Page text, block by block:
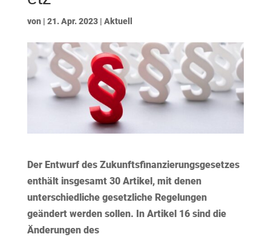
von | 21. Apr. 2023| Aktuell
Der Entwurf des Zukunftsfinanzierungsgesetzes
enthält insgesamt 30 Artikel, mit denen
unterschiedliche gesetzliche Regelungen
geändert werden sollen. In Artikel 16 sind die
Änderungen des